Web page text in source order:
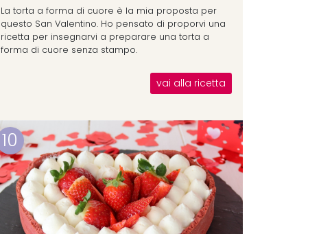
La torta a forma di cuore è la mia proposta per
questo San Valentino. Ho pensato di proporvi una
ricetta per insegnarvi a preparare una torta a
forma di cuore senza stampo.
vai alla ricetta
10